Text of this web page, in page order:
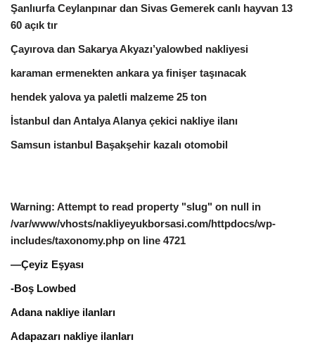
Şanlıurfa Ceylanpınar dan Sivas Gemerek canlı hayvan 13
60 açık tır
Çayırova dan Sakarya Akyazı’yalowbed nakliyesi
karaman ermenekten ankara ya finişer taşınacak
hendek yalova ya paletli malzeme 25 ton
İstanbul dan Antalya Alanya çekici nakliye ilanı
Samsun istanbul Başakşehir kazalı otomobil
Warning: Attempt to read property "slug" on null in
/var/www/vhosts/nakliyeyukborsasi.com/httpdocs/wp-
includes/taxonomy.php on line 4721
—Çeyiz Eşyası
-Boş Lowbed
Adana nakliye ilanları
Adapazarı nakliye ilanları